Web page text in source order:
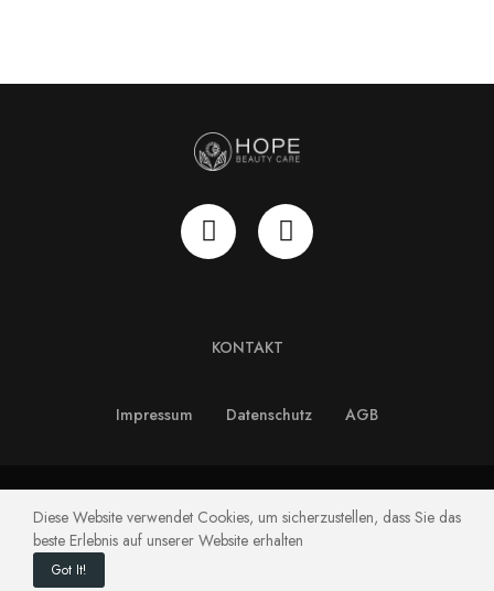
KONTAKT
Impressum Datenschutz AGB
Diese Website verwendet Cookies, um sicherzustellen, dass Sie das
beste Erlebnis auf unserer Website erhalten
Got It!